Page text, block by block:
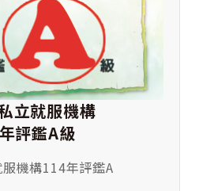
立就服機構
評鑑A級
機構114年評鑑A